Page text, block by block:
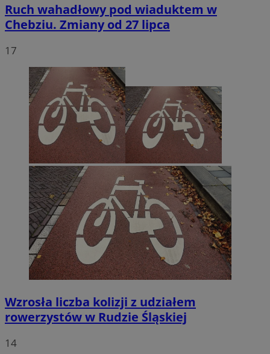
Ruch wahadłowy pod wiaduktem w
Chebziu. Zmiany od 27 lipca
17
Wzrosła liczba kolizji z udziałem
rowerzystów w Rudzie Śląskiej
14